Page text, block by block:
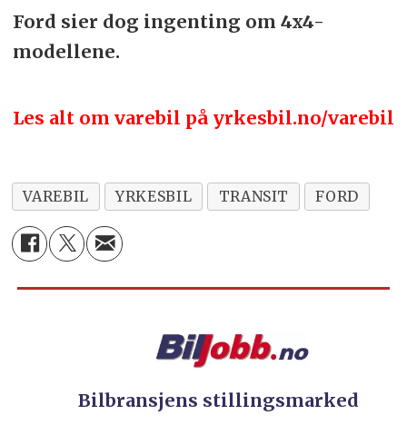
Ford sier dog ingenting om 4x4-
modellene.
Les alt om varebil på yrkesbil.no/varebil
VAREBIL YRKESBIL TRANSIT FORD
Bilbransjens stillingsmarked